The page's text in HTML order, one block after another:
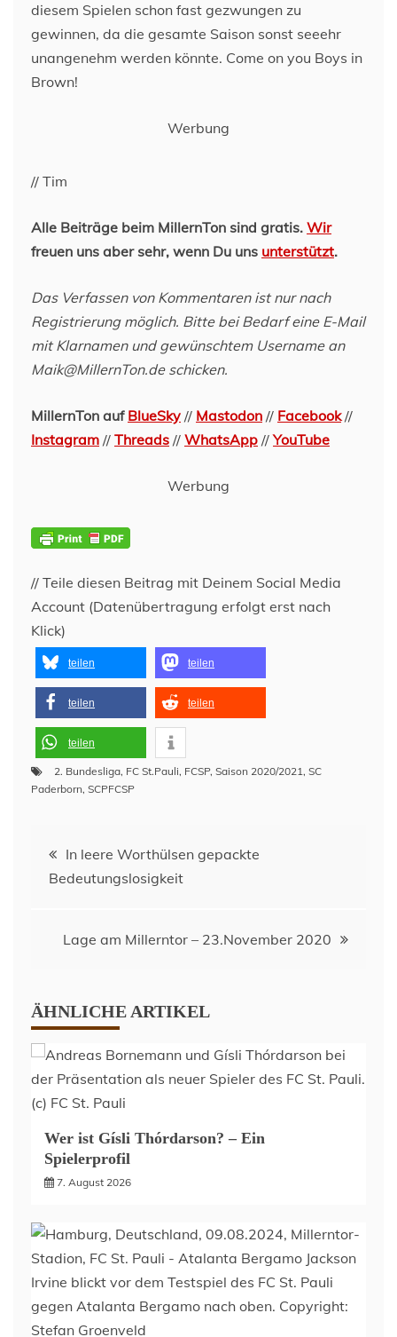
diesem Spielen schon fast gezwungen zu
gewinnen, da die gesamte Saison sonst seeehr
unangenehm werden könnte. Come on you Boys in
Brown!
Werbung
// Tim
Alle Beiträge beim MillernTon sind gratis. Wir
freuen uns aber sehr, wenn Du uns unterstützt.
Das Verfassen von Kommentaren ist nur nach
Registrierung möglich. Bitte bei Bedarf eine E-Mail
mit Klarnamen und gewünschtem Username an
Maik@MillernTon.de schicken.
MillernTon auf BlueSky // Mastodon // Facebook//
Instagram // Threads // WhatsApp //YouTube
Werbung
// Teile diesen Beitrag mit Deinem Social Media
Account (Datenübertragung erfolgt erst nach
Klick)
teilen teilen
teilen teilen
teilen
2. Bundesliga, FC St.Pauli, FCSP, Saison 2020/2021, SC
Paderborn, SCPFCSP
Beitragsnavigation
In leere Worthülsen gepackte
Bedeutungslosigkeit
Lage am Millerntor – 23.November 2020
ÄHNLICHE ARTIKEL
Wer ist Gísli Thórdarson? – Ein
Spielerprofil
7. August 2026